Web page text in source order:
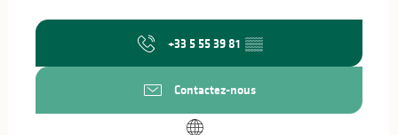
+33 5 55 39 81 ▒▒
Contactez-nous